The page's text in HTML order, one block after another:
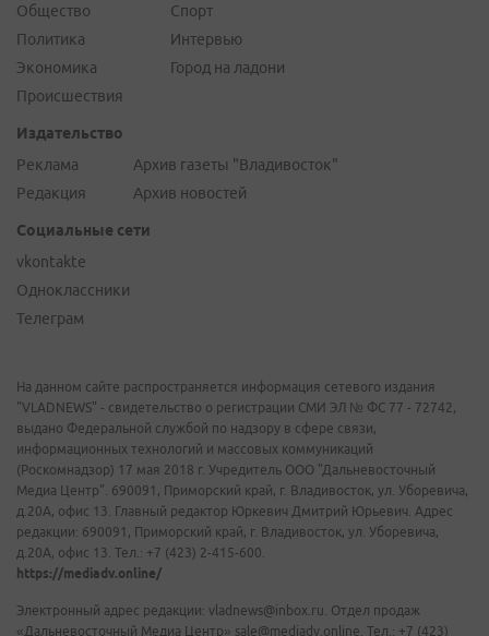
Общество
Политика
Экономика
Происшествия
Спорт
Интервью
Город на ладони
Издательство
Реклама
Редакция
Архив газеты "Владивосток"
Архив новостей
Социальные сети
vkontakte
Одноклассники
Телеграм
На данном сайте распространяется информация сетевого издания
"VLADNEWS" - свидетельство о регистрации СМИ ЭЛ № ФС 77 - 72742,
выдано Федеральной службой по надзору в сфере связи,
информационных технологий и массовых коммуникаций
(Роскомнадзор) 17 мая 2018 г. Учредитель ООО "Дальневосточный
Медиа Центр". 690091, Приморский край, г. Владивосток, ул. Уборевича,
д.20А, офис 13. Главный редактор Юркевич Дмитрий Юрьевич. Адрес
редакции: 690091, Приморский край, г. Владивосток, ул. Уборевича,
д.20А, офис 13. Тел.: +7 (423) 2-415-600.
https://mediadv.online/
Электронный адрес редакции: vladnews@inbox.ru. Отдел продаж
«Дальневосточный Медиа Центр» sale@mediadv.online. Тел.: +7 (423)